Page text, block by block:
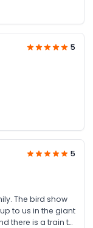
5
5
The bird show
to us in the giant
there is a train to